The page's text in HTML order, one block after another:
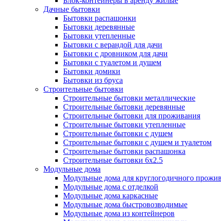
Дачные бытовки
Бытовки распашонки
Бытовки деревянные
Бытовки утепленные
Бытовки с верандой для дачи
Бытовки с дровником для дачи
Бытовки с туалетом и душем
Бытовки домики
Бытовки из бруса
Строительные бытовки
Строительные бытовки металлические
Строительные бытовки деревянные
Строительные бытовки для проживания
Строительные бытовки утепленные
Строительные бытовки с душем
Строительные бытовки с душем и туалетом
Строительные бытовки распашонка
Строительные бытовки 6x2.5
Модульные дома
Модульные дома для круглогодичного
Модульные дома с отделкой
Модульные дома каркасные
Модульные дома быстровозводимые
Модульные дома из контейнеров